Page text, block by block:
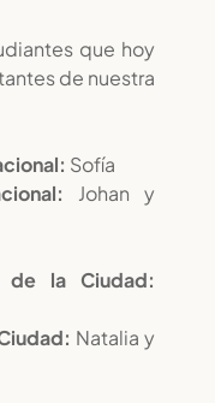
que hoy
de nuestra
Sofía
Johan y
de la Ciudad:
Natalia y